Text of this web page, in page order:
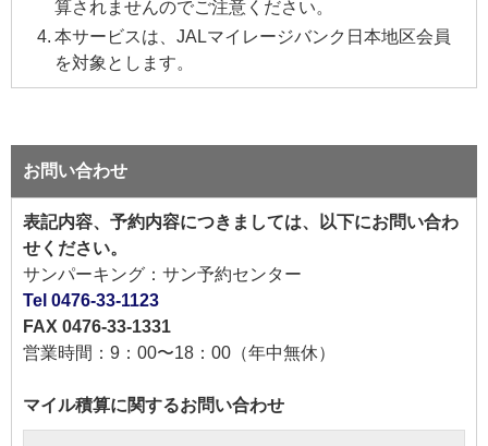
算されませんのでご注意ください。
本サービスは、JALマイレージバンク日本地区会員
を対象とします。
お問い合わせ
表記内容、予約内容につきましては、以下にお問い合わ
せください。
サンパーキング：サン予約センター
Tel 0476-33-1123
FAX 0476-33-1331
営業時間：9：00〜18：00（年中無休）
マイル積算に関するお問い合わせ